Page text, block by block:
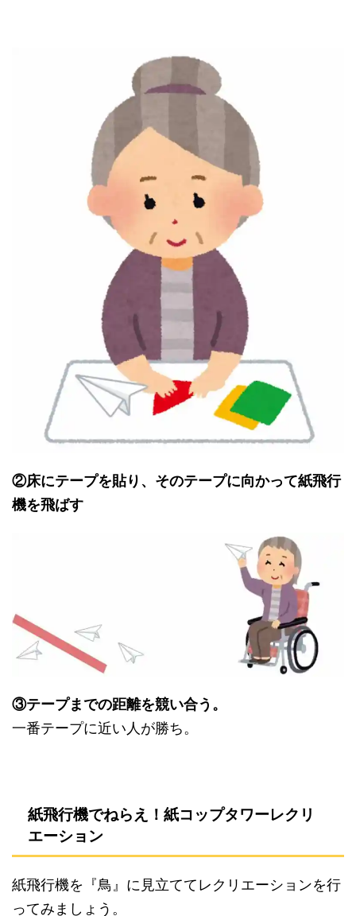
②床にテープを貼り、そのテープに向かって紙飛行
機を飛ばす
③テープまでの距離を競い合う。
一番テープに近い人が勝ち。
紙飛行機でねらえ！紙コップタワーレクリ
エーション
紙飛行機を『鳥』に見立ててレクリエーションを行
ってみましょう。